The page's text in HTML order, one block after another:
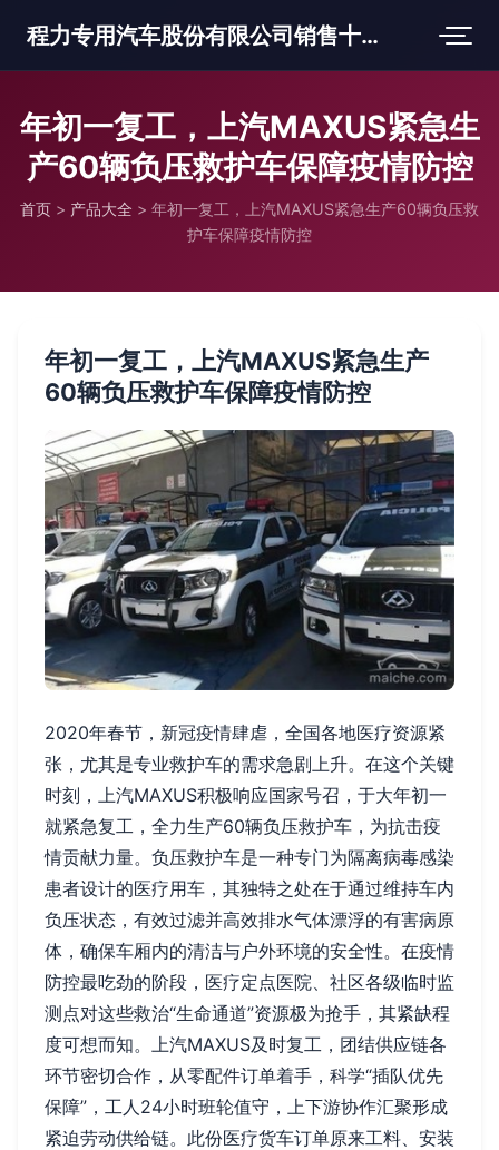
程力专用汽车股份有限公司销售十三分公司
年初一复工，上汽MAXUS紧急生
产60辆负压救护车保障疫情防控
首页 > 产品大全 > 年初一复工，上汽MAXUS紧急生产60辆负压救
护车保障疫情防控
年初一复工，上汽MAXUS紧急生产
60辆负压救护车保障疫情防控
2020年春节，新冠疫情肆虐，全国各地医疗资源紧
张，尤其是专业救护车的需求急剧上升。在这个关键
时刻，上汽MAXUS积极响应国家号召，于大年初一
就紧急复工，全力生产60辆负压救护车，为抗击疫
情贡献力量。负压救护车是一种专门为隔离病毒感染
患者设计的医疗用车，其独特之处在于通过维持车内
负压状态，有效过滤并高效排水气体漂浮的有害病原
体，确保车厢内的清洁与户外环境的安全性。在疫情
防控最吃劲的阶段，医疗定点医院、社区各级临时监
测点对这些救治“生命通道”资源极为抢手，其紧缺程
度可想而知。上汽MAXUS及时复工，团结供应链各
环节密切合作，从零配件订单着手，科学“插队优先
保障”，工人24小时班轮值守，上下游协作汇聚形成
紧迫劳动供给链。此份医疗货车订单原来工料、安装